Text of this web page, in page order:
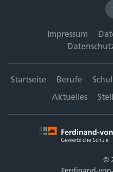
Impressum
Startseite Berufe
Aktuelles
©